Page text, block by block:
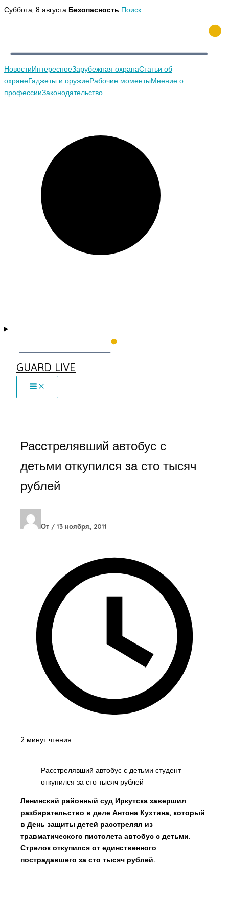
Перейти
Суббота, 8 августа Безопасность Поиск
НовостиИнтересноеЗарубежная охранаСтатьи об
охранеГаджеты и оружиеРабочие моментыМнение о
профессииЗаконодательство
GUARD LIVE
Расстрелявший автобус с
детьми откупился за сто тысяч
рублей
От / 13 ноября, 2011
2 минут чтения
Расстрелявший автобус с детьми студент
откупился за сто тысяч рублей
Ленинский районный суд Иркутска завершил
разбирательство в деле Антона Кухтина, который
в День защиты детей расстрелял из
травматического пистолета автобус с детьми.
Стрелок откупился от единственного
пострадавшего за сто тысяч рублей.